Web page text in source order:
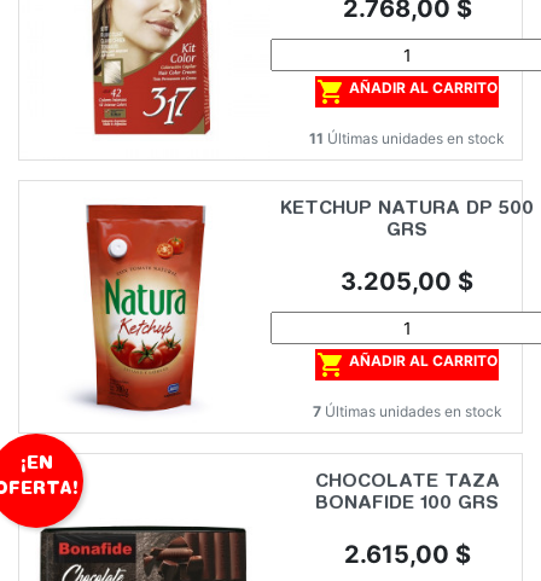
2.768,00 $
 AÑADIR AL CARRITO
11 Últimas unidades en stock
KETCHUP NATURA DP 500
GRS
Precio
3.205,00 $
 AÑADIR AL CARRITO
7 Últimas unidades en stock
CHOCOLATE TAZA
BONAFIDE 100 GRS
Precio
2.615,00 $
¡EN